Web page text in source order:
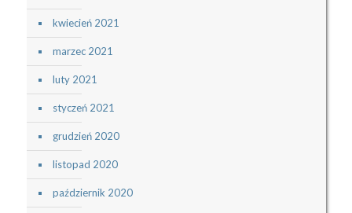
kwiecień 2021
marzec 2021
luty 2021
styczeń 2021
grudzień 2020
listopad 2020
październik 2020